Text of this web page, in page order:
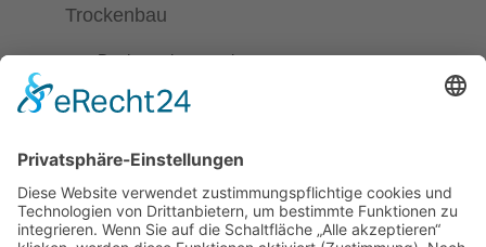
Trockenbau
Dachgeschossausbau
Bautechnischer Brandschutz
Trockenbauarbeiten
Sicherheitstechnik im Trockenbau